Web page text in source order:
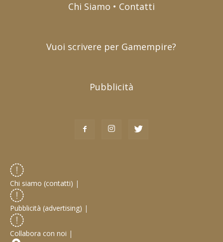
Chi Siamo • Contatti
Vuoi scrivere per Gamempire?
Pubblicità
Chi siamo (contatti) |
Pubblicità (advertising) |
Collabora con noi |